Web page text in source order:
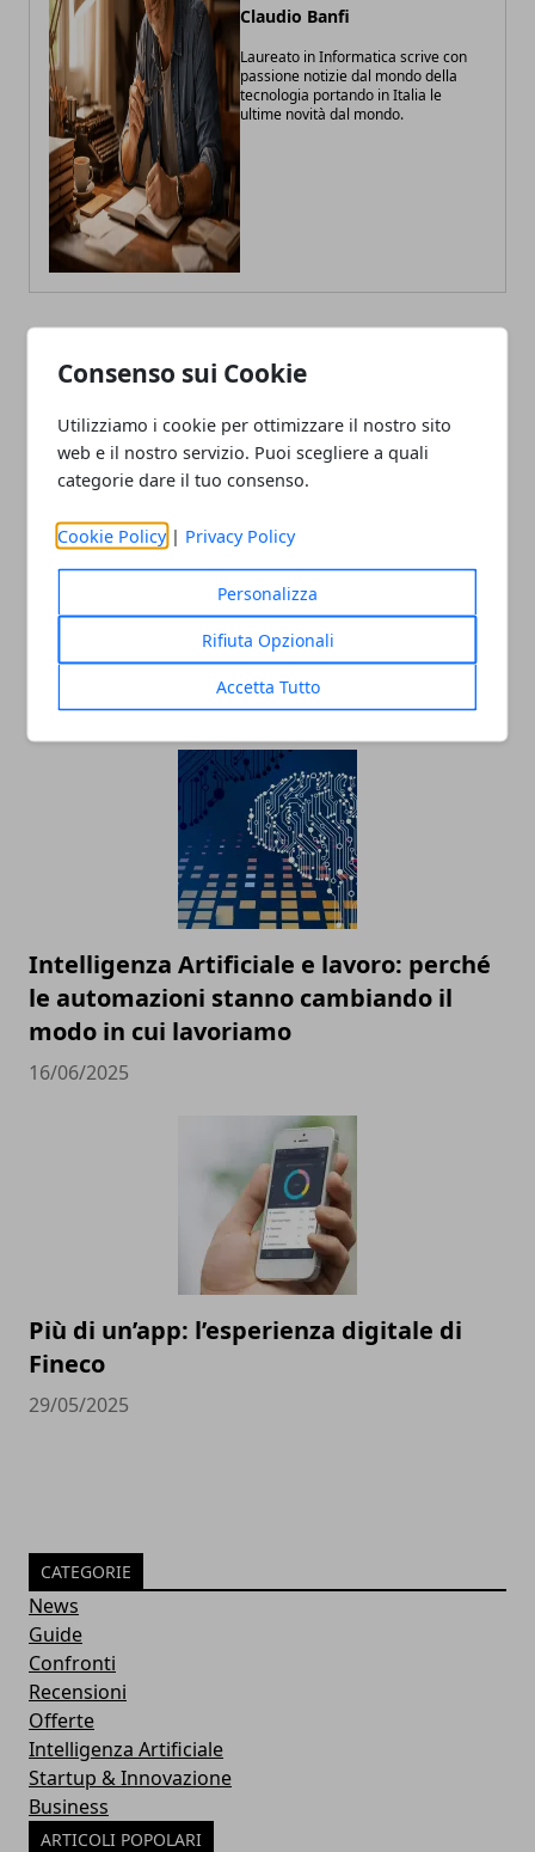
Consenso sui Cookie
Utilizziamo i cookie per ottimizzare il nostro sito
web e il nostro servizio. Puoi scegliere a quali
categorie dare il tuo consenso.
Cookie Policy | Privacy Policy
Personalizza
Rifiuta Opzionali
Accetta Tutto
Claudio Banfi
Laureato in Informatica scrive con
passione notizie dal mondo della
tecnologia portando in Italia le
ultime novità dal mondo.
ARTICOLI CORRELATI
Tecnologia e innovazione sociale: un
rapporto in crescita
18/07/2025
Intelligenza Artificiale e lavoro: perché
le automazioni stanno cambiando il
modo in cui lavoriamo
16/06/2025
Più di un’app: l’esperienza digitale di
Fineco
29/05/2025
CATEGORIE
News
Guide
Confronti
Recensioni
Offerte
Intelligenza Artificiale
Startup & Innovazione
Business
ARTICOLI POPOLARI